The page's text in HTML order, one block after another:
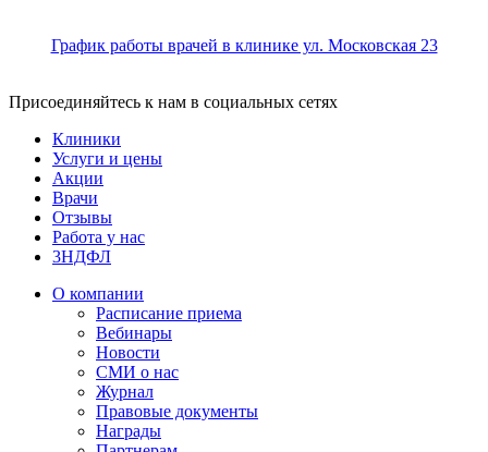
График работы врачей в клинике ул. Московская 23
Присоединяйтесь к нам в социальных сетях
Клиники
Услуги и цены
Акции
Врачи
Отзывы
Работа у нас
3НДФЛ
О компании
Расписание приема
Вебинары
Новости
СМИ о нас
Журнал
Правовые документы
Награды